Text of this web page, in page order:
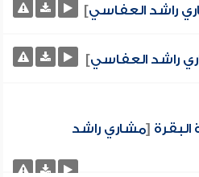
راشد العفاسي]
راشد العفاسي]
[مشاري راشد